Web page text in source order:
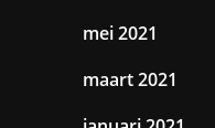
mei 2021
maart 2021